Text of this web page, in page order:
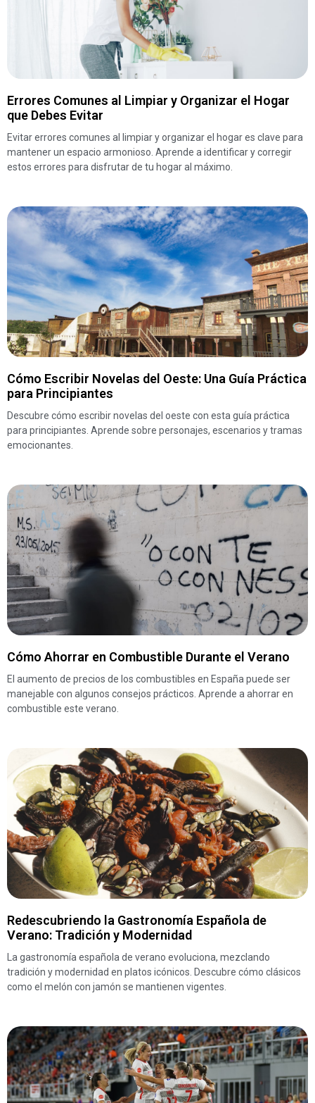
Errores Comunes al Limpiar y Organizar el Hogar
que Debes Evitar
Evitar errores comunes al limpiar y organizar el hogar es clave para
mantener un espacio armonioso. Aprende a identificar y corregir
estos errores para disfrutar de tu hogar al máximo.
Cómo Escribir Novelas del Oeste: Una Guía Práctica
para Principiantes
Descubre cómo escribir novelas del oeste con esta guía práctica
para principiantes. Aprende sobre personajes, escenarios y tramas
emocionantes.
Cómo Ahorrar en Combustible Durante el Verano
El aumento de precios de los combustibles en España puede ser
manejable con algunos consejos prácticos. Aprende a ahorrar en
combustible este verano.
Redescubriendo la Gastronomía Española de
Verano: Tradición y Modernidad
La gastronomía española de verano evoluciona, mezclando
tradición y modernidad en platos icónicos. Descubre cómo clásicos
como el melón con jamón se mantienen vigentes.